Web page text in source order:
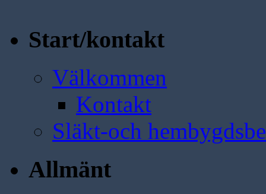
Start/kontakt
Välkommen
Kontakt
Släkt-och
Allmänt